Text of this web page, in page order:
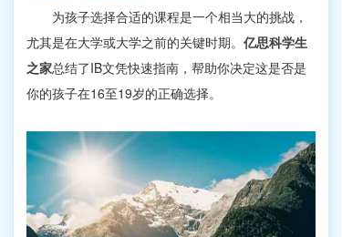
为孩子选择合适的课程是一个相当大的挑战，
尤其是在大学或大学之前的关键时期。 亿思科学生
之家总结了IB文凭快速指南，帮助你决定这是否是
你的孩子在16至19岁的正确选择。